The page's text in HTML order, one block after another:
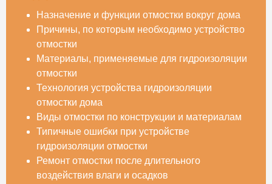
Назначение и функции отмостки вокруг дома
Причины, по которым необходимо устройство
отмостки
Материалы, применяемые для гидроизоляции
отмостки
Технология устройства гидроизоляции
отмостки дома
Виды отмостки по конструкции и материалам
Типичные ошибки при устройстве
гидроизоляции отмостки
Ремонт отмостки после длительного
воздействия влаги и осадков